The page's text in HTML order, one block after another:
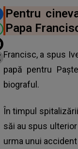
Pentru
Papa
Francisc, a spus
papă pentru
biograful.
În timpul
săi au spus
urma unui